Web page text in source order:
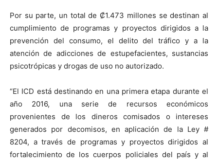
Por su parte, un total de ₡1.473 millones se destinan al
cumplimiento de programas y proyectos dirigidos a la
prevención del consumo, el delito del tráfico y a la
atención de adicciones de estupefacientes, sustancias
psicotrópicas y drogas de uso no autorizado.
“El ICD está destinando en una primera etapa durante el
año 2016, una serie de recursos económicos
provenientes de los dineros comisados o intereses
generados por decomisos, en aplicación de la Ley #
8204, a través de programas y proyectos dirigidos al
fortalecimiento de los cuerpos policiales del país y al